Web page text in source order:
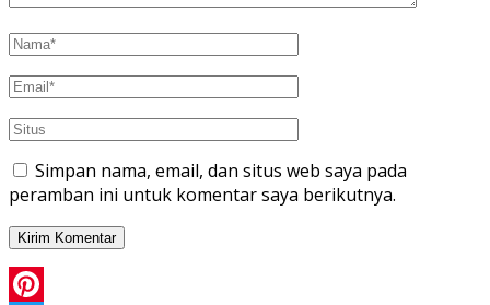
Simpan nama, email, dan situs web saya pada
peramban ini untuk komentar saya berikutnya.